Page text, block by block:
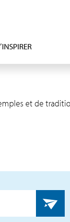
et de